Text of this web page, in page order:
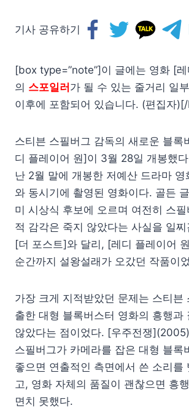
기사 공유하기
[box type=”note”]이 글에는 영화 [
의 스포일러 가 될 수 있는 줄거리 일
이후에 포함되어 있습니다. (편집자
스티븐 스필버그 감독의 새로운 블록
디 플레이어 원]이 3월 28일 개봉했
난 2월 말에 개봉한 저예산 드라마 영
와 동시기에 촬영된 영화이다. 골든
미 시상식 후보에 오르며 여전히 스
적 감각은 죽지 않았다는 사실을 일
[더 포스트]와 달리, [레디 플레이어
순간까지 설왕설래가 오갔던 작품이
가장 크게 지적받았던 문제는 스티븐
출한 대형 블록버스터 영화의 흥행과
않았다는 점이었다. [우주전쟁
스필버그가 카메라를 잡은 대형 블록
좋으면 연출적인 측면에서 쓴 소리를
고, 영화 자체의 품질이 괜찮으면 흥
면치 못했다.